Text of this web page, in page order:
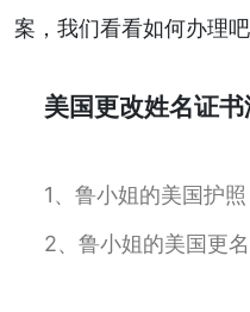
案，我们看看如何办理吧
美国更改姓名证
1、鲁小姐的美国护照
2、鲁小姐的美国更名